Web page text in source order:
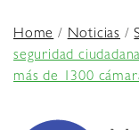
Home/Noticias /
seguridad
más de 1300